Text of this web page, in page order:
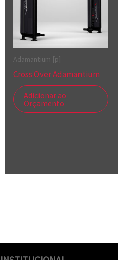
Adamantium [p]
Cross Over Adamantium
Adicionar ao
Orçamento